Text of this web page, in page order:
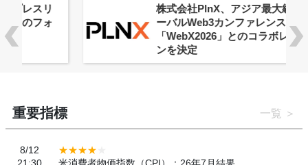
株式会社PlnX、アジア最大級のグロ
ーバルWeb3カンファレンス
「WebX2026」とのコラボレーショ
重要指標 一覧
8/12